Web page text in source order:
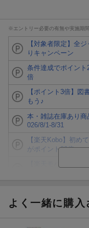
※エントリー必要の有無や実施期
【対象者限定】全
りキャンペーン
条件達成でポイン
倍
【ポイント3倍】図
もう♪
本・雑誌在庫あり
026/8/1-8/31
【楽天Kobo】初め
がポイント20倍
ト山分け
よく一緒に購